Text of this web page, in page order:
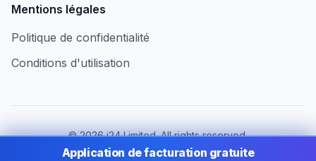
Mentions légales
Politique de confidentialité
Conditions d'utilisation
©2026i24 Limited. All rights reserved.
Au service des entreprises en France
Application de facturation gratuite